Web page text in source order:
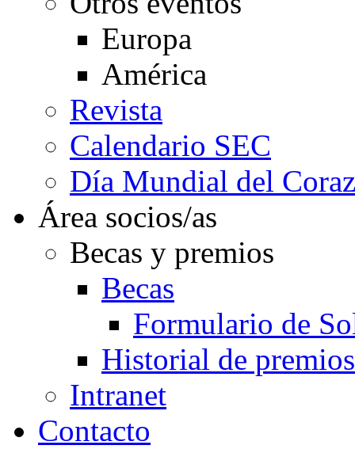
Europa
América
Revista
Calendario SEC
Día Mundial del
Área socios/as
Becas y premios
Becas
Formulario de
Historial de premios
Intranet
Contacto